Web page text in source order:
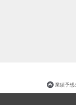
業績予想